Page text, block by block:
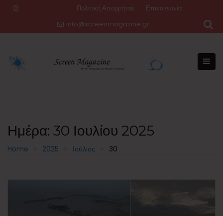
Πολιτική Απορρήτου
Επικοινωνία
info@screenmagazine.gr
Ημέρα: 30 Ιουλίου 2025
Home 2025 Ιούλιος 30